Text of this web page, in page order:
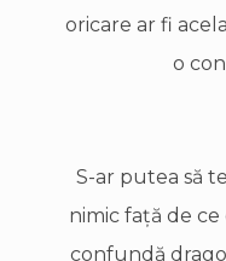
oricare ar fi
o
S-ar putea să
nimic faţă de
confundă